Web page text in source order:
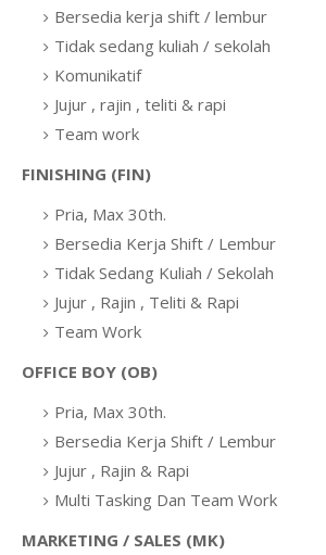
Bersedia kerja shift / lembur
Tidak sedang kuliah / sekolah
Komunikatif
Jujur , rajin , teliti & rapi
Team work
FINISHING (FIN)
Pria, Max 30th.
Bersedia Kerja Shift / Lembur
Tidak Sedang Kuliah / Sekolah
Jujur , Rajin , Teliti & Rapi
Team Work
OFFICE BOY (OB)
Pria, Max 30th.
Bersedia Kerja Shift / Lembur
Jujur , Rajin & Rapi
Multi Tasking Dan Team Work
MARKETING / SALES (MK)